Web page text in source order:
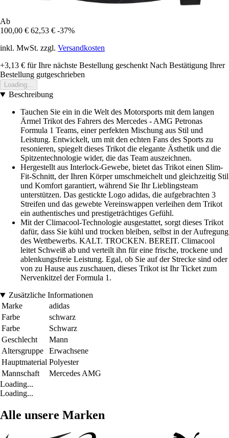
Ab
100,00 € 62,53 € -37%
inkl. MwSt. zzgl. Versandkosten
+3,13 € für Ihre nächste Bestellung geschenkt Nach Bestätigung Ihrer
Bestellung gutgeschrieben
Loading...
Beschreibung
Tauchen Sie ein in die Welt des Motorsports mit dem langen
Ärmel Trikot des Fahrers des Mercedes - AMG Petronas
Formula 1 Teams, einer perfekten Mischung aus Stil und
Leistung. Entwickelt, um mit den echten Fans des Sports zu
resonieren, spiegelt dieses Trikot die elegante Ästhetik und die
Spitzentechnologie wider, die das Team auszeichnen.
Hergestellt aus Interlock-Gewebe, bietet das Trikot einen Slim-
Fit-Schnitt, der Ihren Körper umschmeichelt und gleichzeitig Stil
und Komfort garantiert, während Sie Ihr Lieblingsteam
unterstützen. Das gestickte Logo adidas, die aufgebrachten 3
Streifen und das gewebte Vereinswappen verleihen dem Trikot
ein authentisches und prestigeträchtiges Gefühl.
Mit der Climacool-Technologie ausgestattet, sorgt dieses Trikot
dafür, dass Sie kühl und trocken bleiben, selbst in der Aufregung
des Wettbewerbs. KALT. TROCKEN. BEREIT. Climacool
leitet Schweiß ab und verteilt ihn für eine frische, trockene und
ablenkungsfreie Leistung. Egal, ob Sie auf der Strecke sind oder
von zu Hause aus zuschauen, dieses Trikot ist Ihr Ticket zum
Nervenkitzel der Formula 1.
Zusätzliche Informationen
Marke
adidas
Farbe
schwarz
Farbe
Schwarz
Geschlecht
Mann
Altersgruppe
Erwachsene
Hauptmaterial Polyester
Mannschaft
Mercedes AMG
Loading...
Loading...
Alle unsere Marken